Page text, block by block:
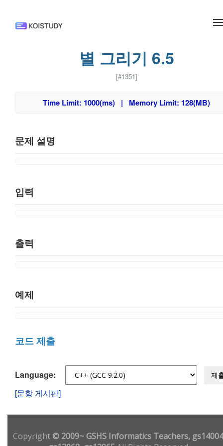
별 그리기 6.5
[#1351]
Time Limit: 1000(ms) | Memory Limit: 128(MB)
문제 설명
입력
출력
예제
코드 제출
Language: 제
[문항 게시판]
Copyright© 2009~ GSHS Informatics Teachers,